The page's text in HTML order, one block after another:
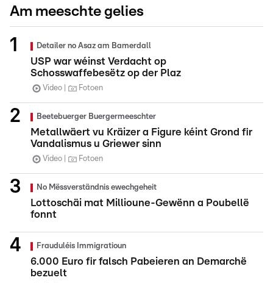
Am meeschte gelies
Detailer no Asaz am Bamerdall
USP war wéinst Verdacht op
Schosswaffebesëtz op der Plaz
Video Fotoen
Beetebuerger Buergermeeschter
Metallwäert vu Kräizer a Figure kéint Grond fir
Vandalismus u Griewer sinn
Video Fotoen
No Mëssverständnis ewechgeheit
Lottoschäi mat Millioune-Gewënn a Poubellë
fonnt
Frauduléis Immigratioun
6.000 Euro fir falsch Pabeieren an Demarchë
bezuelt